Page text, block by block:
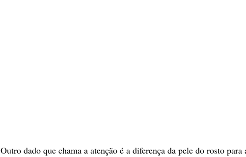
Outro dado que chama a atenção é a diferença da pele do rosto